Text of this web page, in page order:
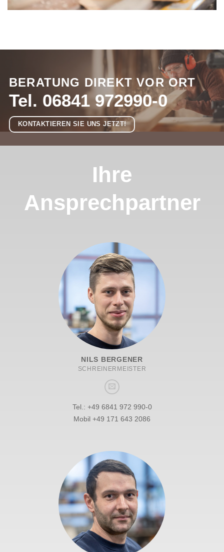
BERATUNG DIREKT VOR ORT
Tel. 06841 972990-0
KONTAKTIEREN SIE UNS JETZT!
Ihre
Ansprechpartner
NILS BERGENER
SCHREINERMEISTER
Tel.: +49 6841 972 990-0
Mobil +49 171 643 2086